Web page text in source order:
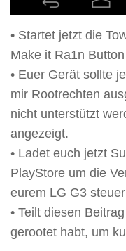
• Startet jetzt die
Make it Ra1n Button
• Euer Gerät sollte
mir Rootrechten
nicht unterstützt
angezeigt.
• Ladet euch jetzt
PlayStore um die
eurem LG G3
• Teilt diesen
gerootet habt, um